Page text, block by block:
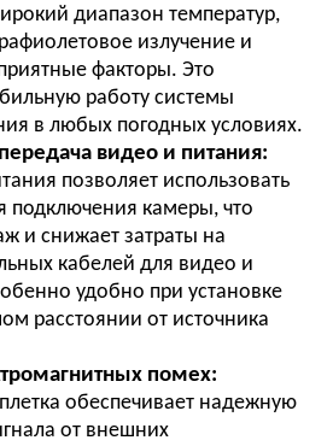
диапазон температур,
излучение и
факторы. Это
работу системы
в любых погодных условиях.
видео и питания:
позволяет использовать
подключения камеры, что
и снижает затраты на
кабелей для видео и
удобно при установке
расстоянии от источника
помех:
обеспечивает надежную
от внешних